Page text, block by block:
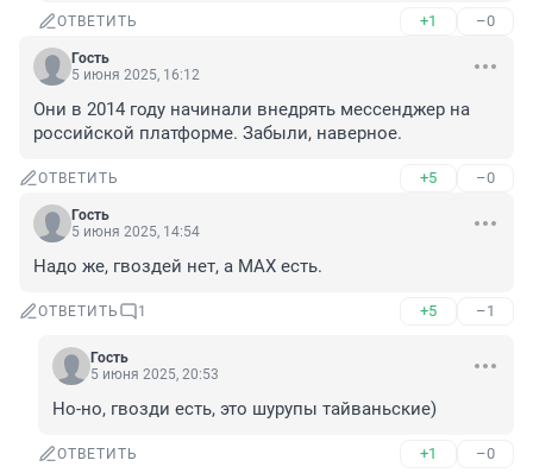
ОТВЕТИТЬ +1 –0
Гость
5 июня 2025, 16:12
Они в 2014 году начинали внедрять мессенджер на
российской платформе. Забыли, наверное.
ОТВЕТИТЬ +5 –0
Гость
5 июня 2025, 14:54
Надо же, гвоздей нет, а МАХ есть.
ОТВЕТИТЬ 1 +5 –1
Гость
5 июня 2025, 20:53
Но-но, гвозди есть, это шурупы тайваньские)
ОТВЕТИТЬ +1 –0